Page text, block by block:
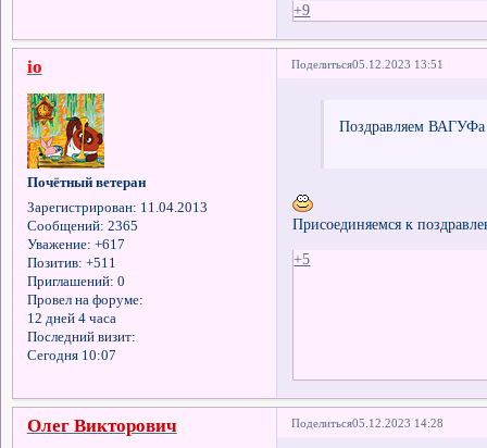
+9
Поделиться05.12.2023 13:51
io
Почётный ветеран
Зарегистрирован: 11.04.2013
Сообщений: 2365
Уважение: +617
Позитив: +511
Приглашений: 0
Провел на форуме:
12 дней 4 часа
Последний визит:
Сегодня 10:07
Поздравляем ВАГУФа
Присоединяемся к
+5
Поделиться05.12.2023 14:28
Олег Викторович